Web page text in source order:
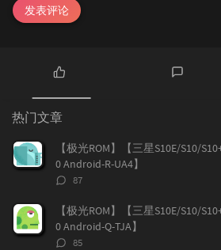
发表评论
门
文
章
论
热门文章
【极光ROM】【三星S10E/S10/
0 Android-R-UA4】
评
数：
87
【极光ROM】【三星S10E/S10/
0 Android-Q-TJA】
评
85